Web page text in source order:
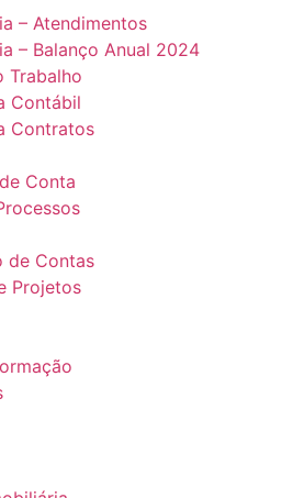
– Atendimentos
– Balanço Anual 2024
Trabalho
Contábil
Contratos
Conta
de Contas
Projetos